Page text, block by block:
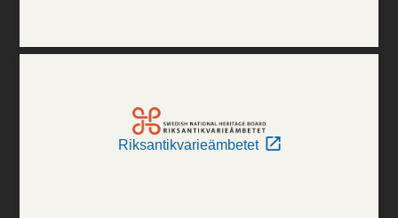
Riksantikvarieämbetet